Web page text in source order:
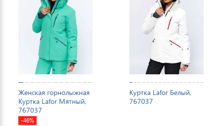
Женская горнолыжная
Куртка Lafor Мятный,
767037
-46%
Куртка Lafor Белый,
767037